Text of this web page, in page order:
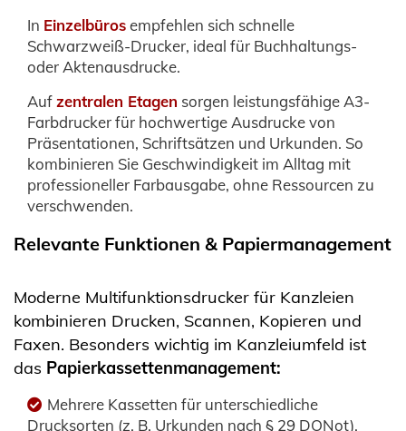
In Einzelbürosempfehlen sich schnelle
Schwarzweiß-Drucker, ideal für Buchhaltungs-
oder Aktenausdrucke.
Aufzentralen Etagen sorgen leistungsfähige A3-
Farbdrucker für hochwertige Ausdrucke von
Präsentationen, Schriftsätzen und Urkunden. So
kombinieren Sie Geschwindigkeit im Alltag mit
professioneller Farbausgabe, ohne Ressourcen zu
verschwenden.
Relevante Funktionen & Papiermanagement
Moderne Multifunktionsdrucker für Kanzleien
kombinieren Drucken, Scannen, Kopieren und
Faxen. Besonders wichtig im Kanzleiumfeld ist
das Papierkassettenmanagement:
Mehrere Kassetten für unterschiedliche
Drucksorten (z. B. Urkunden nach § 29 DONot).